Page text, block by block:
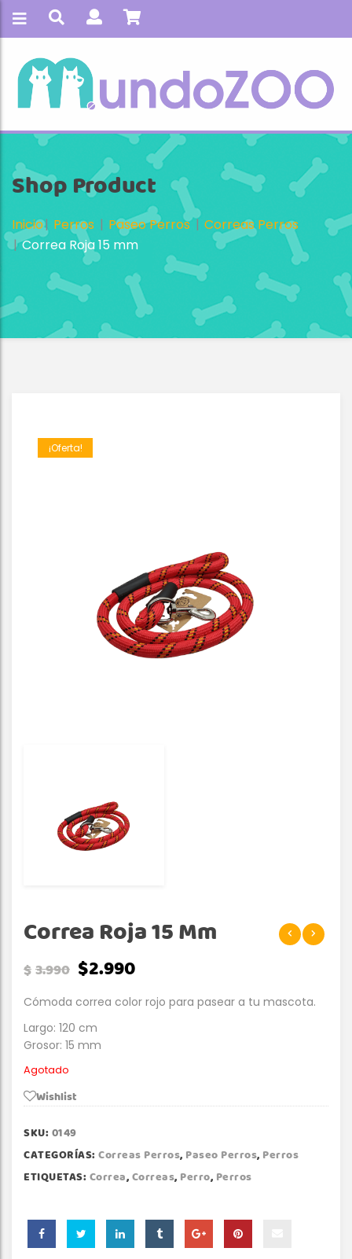
Shop Product
Inicio Perros Paseo Perros
Correas Perros
Correa Roja 15 mm
¡Oferta!
Correa Roja 15 Mm
$3.990 $2.990
Cómoda correa color rojo para pasear a tu mascota.
Largo: 120 cm
Grosor: 15 mm
Agotado
Wishlist
SKU: 0149
CATEGORÍAS: Correas Perros, Paseo Perros, Perros
ETIQUETAS: Correa,Correas, Perro, Perros